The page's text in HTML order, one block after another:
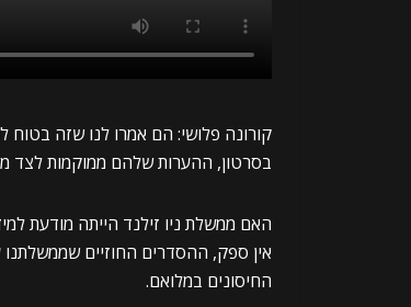
קורונה פלושי: הם אמרו לנו שזה בטוח לנשים
בסרטון, ההערות שלהם ממוקמות לצד
האם ממשלת ניו זילנד הייתה מודעת
אין ספק, ההסדרים החוזיים שממשלתנו
החיסונים במלואם.